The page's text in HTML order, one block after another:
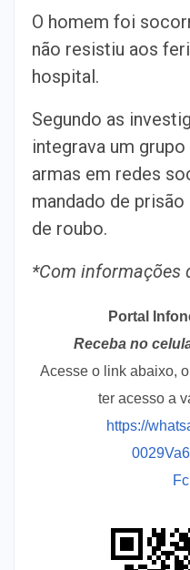
O homem foi
não resistiu aos
hospital.
Segundo as
integrava um
armas em redes
mandado de
de roubo.
*Com informações
Portal
Receba no
Acesse o link abaixo,
ter acesso a
https://